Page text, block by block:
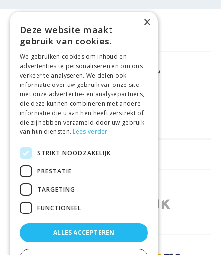
GRATIS VERZENDING VANAF €99
GEMAKKELIJKRETOURNEREN
LAAGSTEPRIJSGARANTIE
HANDIGE LINKS
WINKELS IN ANDERE LANDEN
×
Deze website maakt
gebruik van cookies.
We gebruiken cookies om inhoud en
advertenties te personaliseren en om ons
verkeer te analyseren. We delen ook
informatie over uw gebruik van onze site
met onze advertentie- en analysepartners,
die deze kunnen combineren met andere
informatie die u aan hen heeft verstrekt of
die zij hebben verzameld door uw gebruik
van hun diensten. Lees verder
STRIKT NOODZAKELIJK
PRESTATIE
TARGETING
FUNCTIONEEL
ALLES ACCEPTEREN